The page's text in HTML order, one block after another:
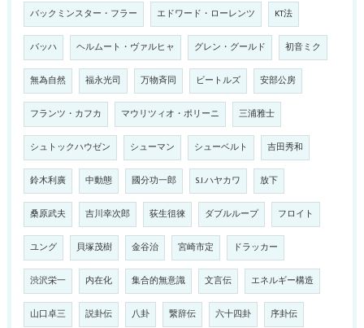
バックミンスター・フラー エドワード・ローレンツ KT法
バッハ ヘルムート・ヴァルヒャ グレン・グールド 初音ミク
無為自然 福永光司 万物斉同 ビートルズ 安部公房
フランツ・カフカ マウリツィオ・ポリーニ 三浦雅士
シュトックハウゼン シューマン シューベルト 吉田秀和
鈴木利廣 中動態 國分功一郎 S.I.ハヤカワ 放下
桑原武夫 吉川幸次郎 荻生徂徠 ダブルループ フロイト
ユング 貝塚茂樹 金谷治 宮崎市定 ドラッカー
渋沢栄一 内在化 集合的無意識 文言伝 エネルギー構造
山口卓三 説卦伝 八卦 繋辞伝 六十四卦 序卦伝